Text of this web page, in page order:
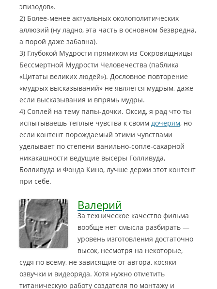
эпизодов».
2) Более-менее актуальных околополитических
аллюзий (ну ладно, эта часть в основном безвредна,
а порой даже забавна).
3) Глубокой Мудрости прямиком из Сокровищницы
Бессмертной Мудрости Человечества (паблика
«Цитаты великих людей»). Дословное повторение
«мудрых высказываний» не является мудрым, даже
если высказывания и впрямь мудры.
4) Соплей на тему папы-дочки. Оксид, я рад что ты
испытываешь тёплые чувства к своим дочерям, но
если контент порождаемый этими чувствами
уделывает по степени ванильно-сопле-сахарной
никакашности ведущие высеры Голливуда,
Болливуда и Фонда Кино, лучше держи этот контент
при себе.
Валерий
За техническое качество фильма
вообще нет смысла разбирать —
уровень изготовления достаточно
высок, несмотря на некоторые,
судя по всему, не зависящие от автора, косяки
озвучки и видеоряда. Хотя нужно отметить
титаническую работу создателя по монтажу и